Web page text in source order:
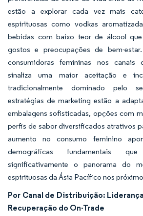
estão a explorar cada vez mais
espirituosas como vodkas
bebidas com baixo teor de álcool
gostos e preocupações de bem-
consumidoras femininas nos canais
sinaliza uma maior aceitação e
tradicionalmente dominado pelo
estratégias de marketing estão a
embalagens sofisticadas, opções com
perfis de sabor diversificados atrativos
aumento no consumo feminino
demográficas fundamentais
significativamente o panorama do
espirituosas da Ásia Pacífico nos
Por Canal de Distribuição:
Recuperação do On-Trade